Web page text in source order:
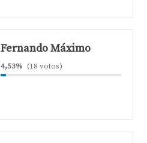
Fernando Máximo
4,53% (18 votos)